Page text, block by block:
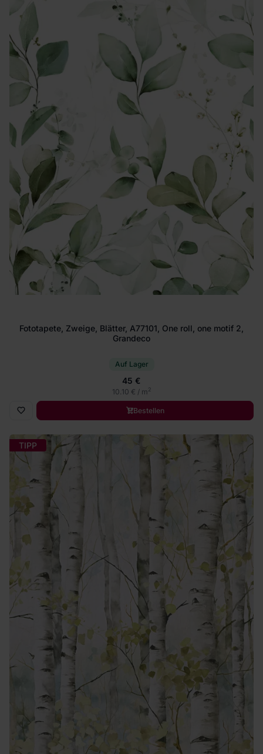
Fototapete, Zweige, Blätter, A77101, One roll, one motif 2,
Grandeco
Auf Lager
45 €
10.10 € / m2
Bestellen
TIPP